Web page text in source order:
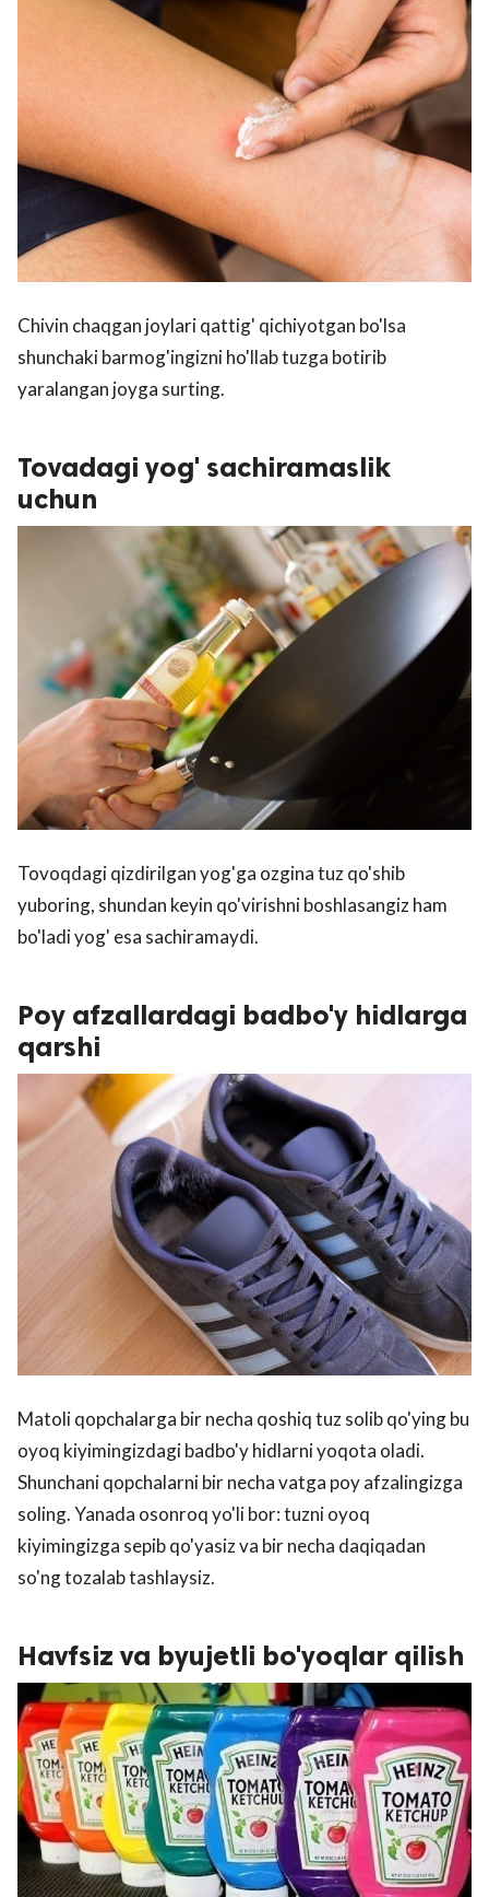
Chivin chaqgan joylari qattig' qichiyotgan bo'lsa
shunchaki barmog'ingizni ho'llab tuzga botirib
yaralangan joyga surting.
Tovadagi yog' sachiramaslik
uchun
Tovoqdagi qizdirilgan yog'ga ozgina tuz qo'shib
yuboring, shundan keyin qo'virishni boshlasangiz ham
bo'ladi yog' esa sachiramaydi.
Poy afzallardagi badbo'y hidlarga
qarshi
Matoli qopchalarga bir necha qoshiq tuz solib qo'ying bu
oyoq kiyimingizdagi badbo'y hidlarni yoqota oladi.
Shunchani qopchalarni bir necha vatga poy afzalingizga
soling. Yanada osonroq yo'li bor: tuzni oyoq
kiyimingizga sepib qo'yasiz va bir necha daqiqadan
so'ng tozalab tashlaysiz.
Havfsiz va byujetli bo'yoqlar qilish